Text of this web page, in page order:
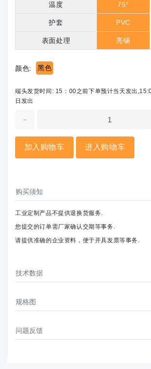
温度 75°
护套 PVC
表面处理 亮锡
颜色: 黑色
端头发货时间: 15：00之前下单预计当天发出
日发出
-
加入购物车 进入购物车
购买须知
工业定制产品不提供退换货服务.
您提交的订单需厂家确认交期等事务.
请提供准确的企业资料，便于开具发票等事务.
技术数据
规格图
问题反馈